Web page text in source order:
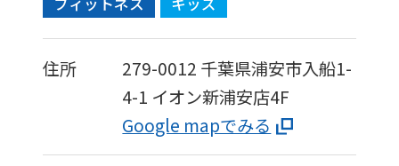
住所 279-0012 千葉県浦安市入船1-
4-1 イオン新浦安店4F
Google mapでみる
be
an
accurate
translation.
The
translation